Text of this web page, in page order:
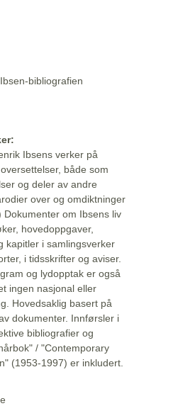
bibliografien
Ibsens verker på
både som
og deler av andre
over og omdiktninger
Dokumenter om Ibsens liv
hovedoppgaver,
kapitler i samlingsverker
i tidsskrifter og aviser.
og lydopptak er også
ingen nasjonal eller
Hovedsaklig basert på
dokumenter. Innførsler i
bibliografier og
/ "Contemporary
(1953-1997) er inkludert.